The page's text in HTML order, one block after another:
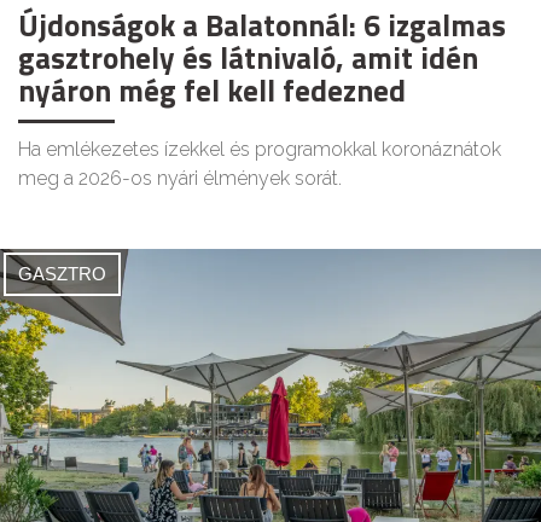
Újdonságok a Balatonnál: 6 izgalmas
gasztrohely és látnivaló, amit idén
nyáron még fel kell fedezned
Ha emlékezetes ízekkel és programokkal koronáznátok
meg a 2026-os nyári élmények sorát.
GASZTRO